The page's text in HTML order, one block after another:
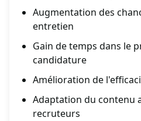
Augmentation des
entretien
Gain de temps dans le
candidature
Amélioration de
Adaptation du contenu
recruteurs